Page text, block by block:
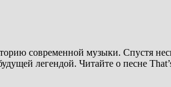
современной музыки. Спустя
легендой. Читайте о песне